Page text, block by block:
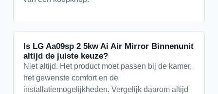
Is LG Aa09sp 2 5kw Ai Air Mirror Binnenunit
altijd de juiste keuze?
Niet altijd. Het product moet passen bij de kamer,
het gewenste comfort en de
installatiemogelijkheden. Vergelijk daarom altijd